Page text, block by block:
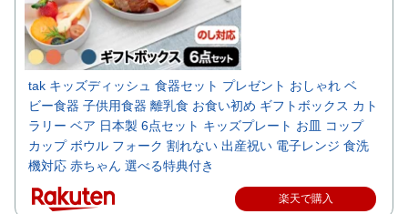
tak キッズディッシュ 食器セット プレゼント おしゃれ ベ
ビー食器 子供用食器 離乳食 お食い初め ギフトボックス カト
ラリー ベア 日本製 6点セット キッズプレート お皿 コップ
カップ ボウル フォーク 割れない 出産祝い 電子レンジ 食洗
機対応 赤ちゃん 選べる特典付き
楽天で購入